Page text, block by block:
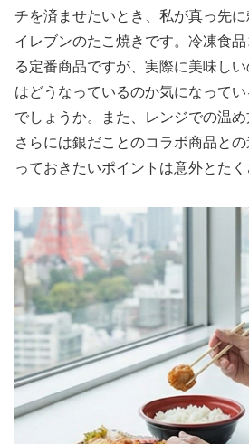
チを済ませたいとき、私が真っ先
イレブンのたこ焼きです。冷凍食
る定番商品ですが、実際に美味し
はどうなっているのか気になって
でしょうか。また、レンジでの温め
さらには銀だことのコラボ商品と
っておきたいポイントは意外とたく